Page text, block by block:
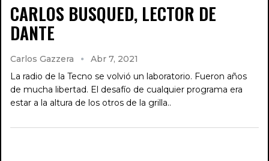
CARLOS BUSQUED, LECTOR DE
DANTE
Carlos Gazzera
Abr 7, 2021
La radio de la Tecno se volvió un laboratorio. Fueron años
de mucha libertad. El desafío de cualquier programa era
estar a la altura de los otros de la grilla..